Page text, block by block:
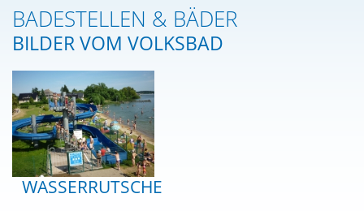
BADESTELLEN & BÄDER
BILDER VOM VOLKSBAD
WASSERRUTSCHE